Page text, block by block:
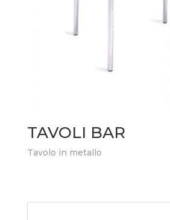
TAVOLI BAR
Tavolo in metallo